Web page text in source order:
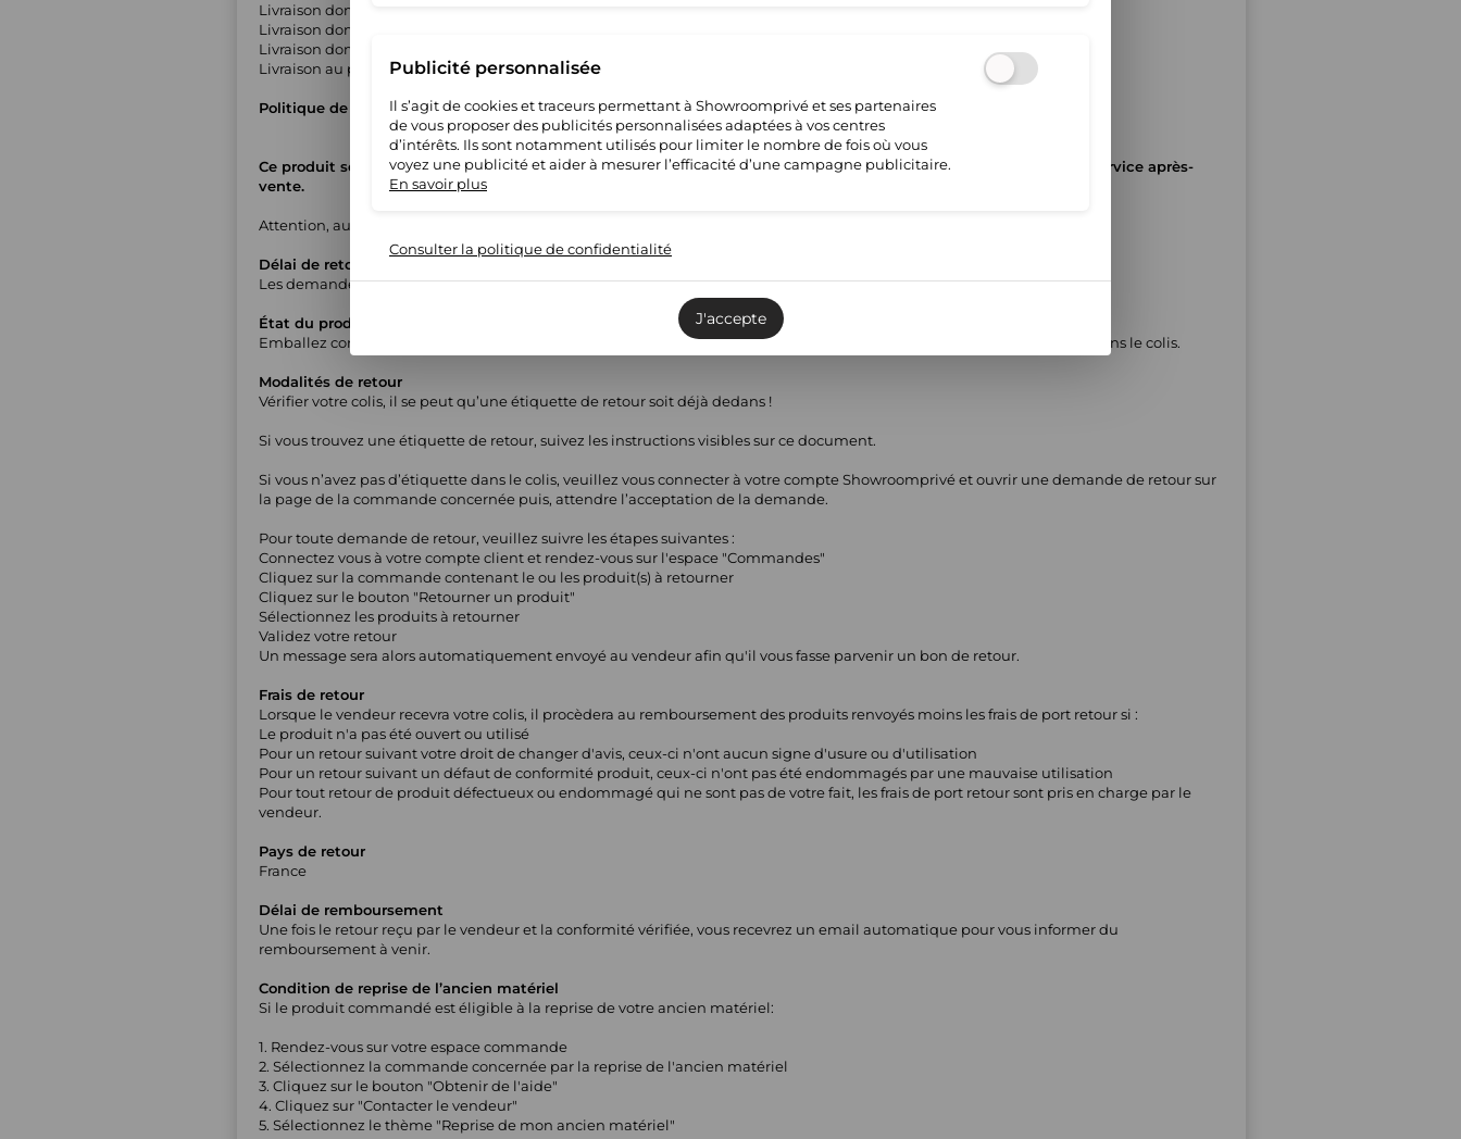
Livraison domicile contre signature
Livraison domicile express
Livraison domicile sans suivi
Livraison au pied de l'immeuble
Politique de retours
Ce produit sera préparé et expédié par un vendeur partenaire qui aura également la responsabilité d’effectuer le service après-
vente.
Attention, aucun colis retourné aux adresses de Showroomprivé ne pourra donner lieu à un remboursement.
Délai de retour
Les demandes de retour sont acceptées dans un délai de 14 jours
État du produit
Emballez correctement le ou les produit(s) à retourner et n'oubliez pas d'insérer les informations de votre commande dans le colis.
Modalités de retour
Vérifier votre colis, il se peut qu’une étiquette de retour soit déjà dedans !
Si vous trouvez une étiquette de retour, suivez les instructions visibles sur ce document.
Si vous n’avez pas d’étiquette dans le colis, veuillez vous connecter à votre compte Showroomprivé et ouvrir une demande de retour sur
la page de la commande concernée puis, attendre l’acceptation de la demande.
Pour toute demande de retour, veuillez suivre les étapes suivantes :
Connectez vous à votre compte client et rendez-vous sur l'espace "Commandes"
Cliquez sur la commande contenant le ou les produit(s) à retourner
Cliquez sur le bouton "Retourner un produit"
Sélectionnez les produits à retourner
Validez votre retour
Un message sera alors automatiquement envoyé au vendeur afin qu'il vous fasse parvenir un bon de retour.
Frais de retour
Lorsque le vendeur recevra votre colis, il procèdera au remboursement des produits renvoyés moins les frais de port retour si :
Le produit n'a pas été ouvert ou utilisé
Pour un retour suivant votre droit de changer d'avis, ceux-ci n'ont aucun signe d'usure ou d'utilisation
Pour un retour suivant un défaut de conformité produit, ceux-ci n'ont pas été endommagés par une mauvaise utilisation
Pour tout retour de produit défectueux ou endommagé qui ne sont pas de votre fait, les frais de port retour sont pris en charge par le
vendeur.
Pays de retour
France
Délai de remboursement
Une fois le retour reçu par le vendeur et la conformité vérifiée, vous recevrez un email automatique pour vous informer du
remboursement à venir.
Condition de reprise de l’ancien matériel
Si le produit commandé est éligible à la reprise de votre ancien matériel:
1. Rendez-vous sur votre espace commande
2. Sélectionnez la commande concernée par la reprise de l'ancien matériel
3. Cliquez sur le bouton "Obtenir de l'aide"
4. Cliquez sur "Contacter le vendeur"
5. Sélectionnez le thème "Reprise de mon ancien matériel"
Publicité personnalisée
Il s’agit de cookies et traceurs permettant à Showroomprivé et ses partenaires
de vous proposer des publicités personnalisées adaptées à vos centres
d’intérêts. Ils sont notamment utilisés pour limiter le nombre de fois où vous
voyez une publicité et aider à mesurer l’efficacité d’une campagne publicitaire.
En savoir plus
Consulter la politique de confidentialité
J'accepte